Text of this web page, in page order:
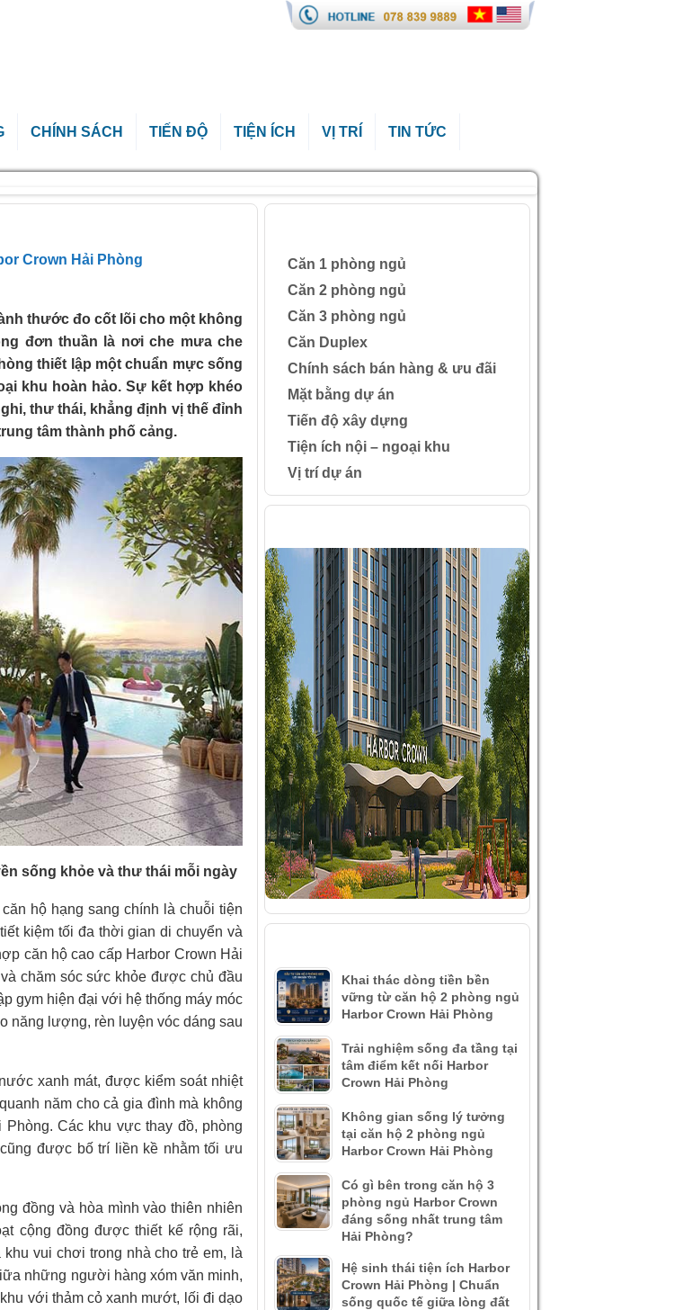
CHÍNH SÁCH TIẾN ĐỘ TIỆN ÍCH VỊ TRÍ TIN TỨC
Crown Hải Phòng
thước đo cốt lõi cho một không
đơn thuần là nơi che mưa che
thiết lập một chuẩn mực sống
khu hoàn hảo. Sự kết hợp khéo
thư thái, khẳng định vị thế đỉnh
tâm thành phố cảng.
sống khỏe và thư thái mỗi ngày
hộ hạng sang chính là chuỗi tiện
kiệm tối đa thời gian di chuyển và
căn hộ cao cấp Harbor Crown Hải
chăm sóc sức khỏe được chủ đầu
gym hiện đại với hệ thống máy móc
năng lượng, rèn luyện vóc dáng sau
xanh mát, được kiểm soát nhiệt
năm cho cả gia đình mà không
Các khu vực thay đồ, phòng
được bố trí liền kề nhằm tối ưu
đồng và hòa mình vào thiên nhiên
cộng đồng được thiết kế rộng rãi,
vui chơi trong nhà cho trẻ em, là
những người hàng xóm văn minh,
với thảm cỏ xanh mướt, lối đi dạo
Căn 1 phòng ngủ
Căn 2 phòng ngủ
Căn 3 phòng ngủ
Căn Duplex
Chính sách bán hàng & ưu đãi
Mặt bằng dự án
Tiến độ xây dựng
Tiện ích nội – ngoại khu
Vị trí dự án
Khai thác dòng tiền bền
vững từ căn hộ 2 phòng ngủ
Harbor Crown Hải Phòng
Trải nghiệm sống đa tầng tại
tâm điểm kết nối Harbor
Crown Hải Phòng
Không gian sống lý tưởng
tại căn hộ 2 phòng ngủ
Harbor Crown Hải Phòng
Có gì bên trong căn hộ 3
phòng ngủ Harbor Crown
đáng sống nhất trung tâm
Hải Phòng?
Hệ sinh thái tiện ích Harbor
Crown Hải Phòng | Chuẩn
sống quốc tế giữa lòng đất